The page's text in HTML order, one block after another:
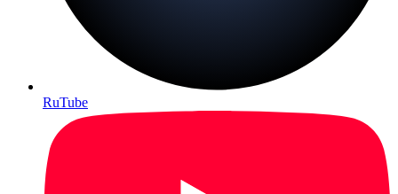
RuTube